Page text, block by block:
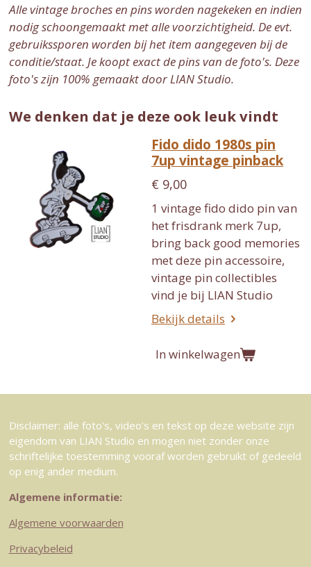
Alle vintage broches en pins worden nagekeken en indien
nodig schoongemaakt met alle voorzichtigheid. De evt.
gebruikssporen worden bij het item aangegeven bij de
conditie/staat. Je koopt exact de pins van de foto's. Deze
foto's zijn 100% gemaakt door LIAN Studio.
We denken dat je deze ook leuk vindt
Fido dido 1980s pin
7up vintage pinback
€ 9,00
1 vintage fido dido pin van
het frisdrank merk 7up,
bring back good memories
met deze pin accessoire,
vintage pin collectibles
vind je bij LIAN Studio
Bekijk details
In winkelwagen
Disclaimer: alle foto's, video's en tekst op deze website zijn
eigendom van LIAN Studio en mogen niet zonder onze
schriftelijke toestemming vooraf worden gebruikt of gedeeld
op enig ander medium.
Algemene informatie:
Algemene voorwaarden
Privacybeleid